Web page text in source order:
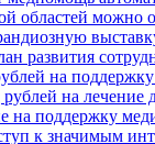
областей можно
развития
на
на лечение
на поддержку
к значимым